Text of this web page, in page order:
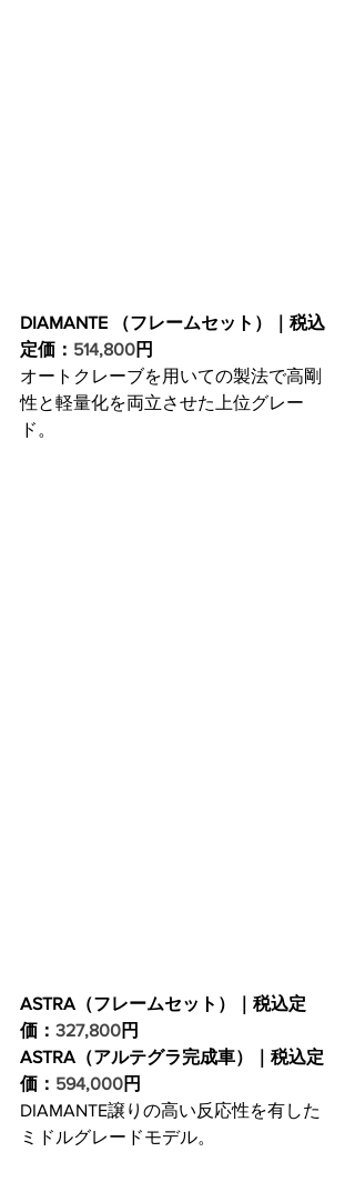
DIAMANTE （フレームセット）｜税込
定価： 514,800円
オートクレーブを用いての製法で高剛
性と軽量化を両立させた上位グレー
ド。
ASTRA（フレームセット）｜税込定
価： 327,800円
ASTRA（アルテグラ完成車）｜税込定
価： 594,000円
DIAMANTE譲りの高い反応性を有した
ミドルグレードモデル。